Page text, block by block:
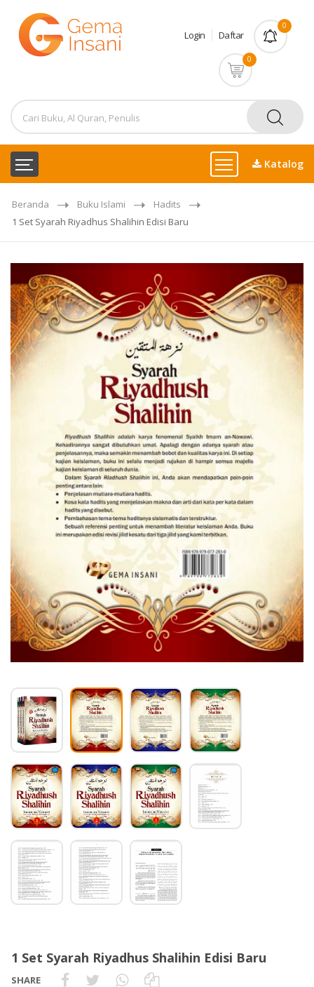
Login Daftar
0
0
Katalog
Beranda Buku Islami
Hadits
1 Set Syarah Riyadhus Shalihin Edisi Baru
1 Set Syarah Riyadhus Shalihin Edisi Baru
SHARE